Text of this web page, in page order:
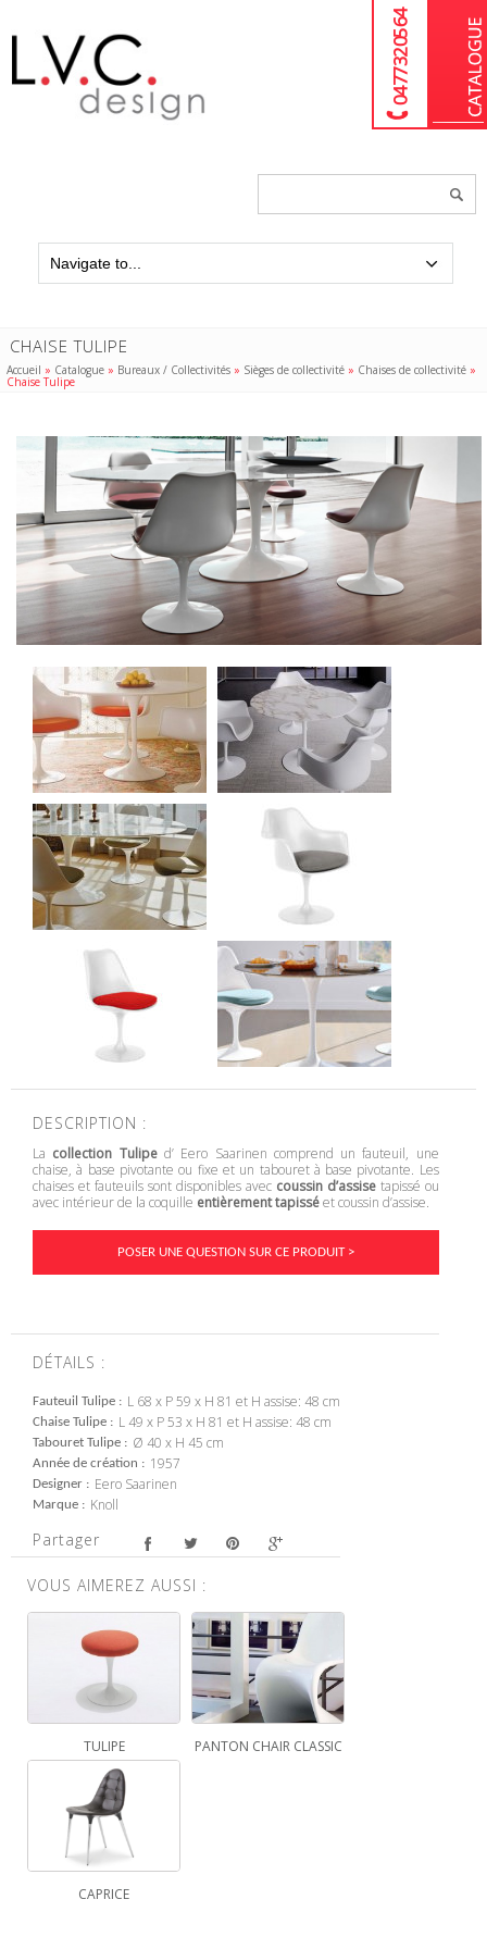
04 77 32 05 64
CHAISE TULIPE
Accueil » Catalogue » Bureaux / Collectivités » Sièges de collectivité » Chaises de collectivité »
Chaise Tulipe
DESCRIPTION :
La collection Tuliped’ Eero Saarinen comprend un fauteuil, une
chaise, à base pivotante ou fixe et un tabouret à base pivotante. Les
chaises et fauteuils sont disponibles avec coussin d’assisetapissé ou
avec intérieur de la coquille entièrement tapisséet coussin d’assise.
POSER UNE QUESTION SUR CE PRODUIT >
DÉTAILS :
Fauteuil Tulipe L 68 x P 59 x H 81 et H assise: 48 cm
Chaise Tulipe L 49 x P 53 x H 81 et H assise: 48 cm
Tabouret Tulipe Ø 40 x H 45 cm
Année de création 1957
Designer Eero Saarinen
Marque Knoll
Partager
VOUS AIMEREZ AUSSI :
TULIPE PANTON CHAIR CLASSIC
CAPRICE